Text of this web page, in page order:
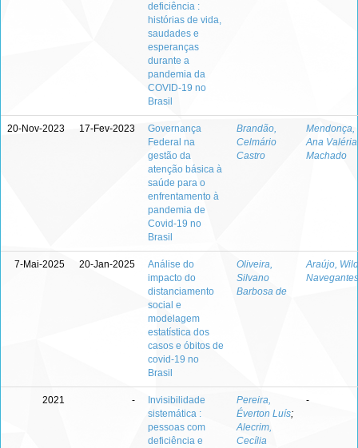
deficiência :
histórias de vida,
saudades e
esperanças
durante a
pandemia da
COVID-19 no
Brasil
20-Nov-2023 17-Fev-2023
Governança
Federal na
gestão da
atenção básica à
saúde para o
enfrentamento à
pandemia de
Covid-19 no
Brasil
Brandão,
Celmário
Castro
Mendonça,
Ana Valéria
Machado
7-Mai-2025 20-Jan-2025
Análise do
impacto do
distanciamento
social e
modelagem
estatística dos
casos e óbitos de
covid-19 no
Brasil
Oliveira,
Silvano
Barbosa de
Araújo,
2021 -
Invisibilidade
sistemática :
pessoas com
deficiência e
Pereira,
Éverton Luís;
Alecrim,
Cecília
-